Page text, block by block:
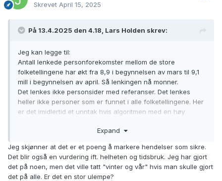
folketelling som skal lenkes inn. Vi skal legge inn en mer
Skrevet April 15, 2025
På 13.4.2025 den 4.18, Lars Holden skrev:
Jeg kan legge til:
Antall lenkede personforekomster mellom de store
folketellingene har økt fra 8,9 i begynnelsen av mars til 9,1
mill i begynnelsen av april. Så lenkingen nå monner.
Det lenkes ikke personsider med referanser. Det lenkes
heller ikke personer som er funnet i alle folketellingene. Her
er det imidlertid et unntak hvis algoritmen med en høy
lenke til en personforekomst og etterpå splitte. Dette gjelder
markert som sikre, blir ikke splittet. Dette fungerer som to
måter å låse en side på, lag referanser eller finn i alle
folketellingene.
Expand
Jeg skjønner at det er et poeng å markere hendelser som sikre.
Det blir også en vurdering ift. helheten og tidsbruk. Jeg har gjort
det på noen, men det ville tatt "vinter og vår" hvis man skulle gjort
det på alle. Er det en stor ulempe?